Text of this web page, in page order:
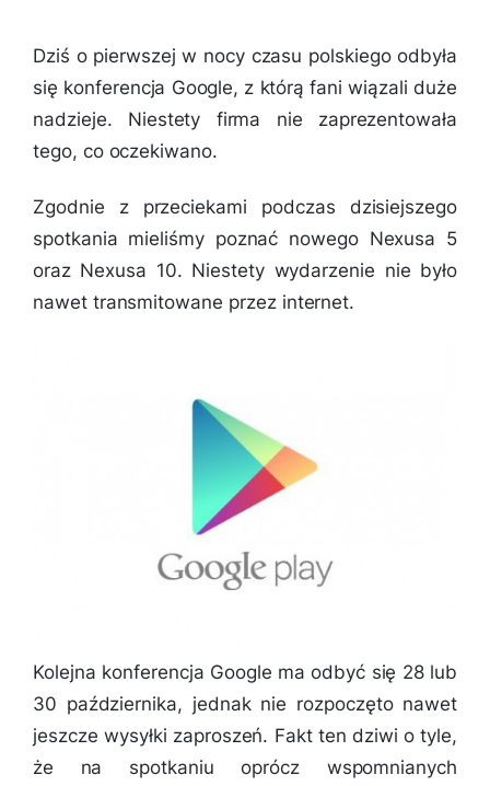
Dziś o pierwszej w nocy czasu polskiego odbyła
się konferencja Google, z którą fani wiązali duże
nadzieje. Niestety firma nie zaprezentowała
tego, co oczekiwano.
Zgodnie z przeciekami podczas dzisiejszego
spotkania mieliśmy poznać nowego Nexusa 5
oraz Nexusa 10. Niestety wydarzenie nie było
nawet transmitowane przez internet.
Kolejna konferencja Google ma odbyć się 28 lub
30 października, jednak nie rozpoczęto nawet
jeszcze wysyłki zaproszeń. Fakt ten dziwi o tyle,
że na spotkaniu oprócz wspomnianych